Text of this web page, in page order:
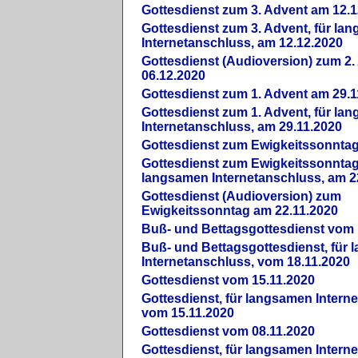
Gottesdienst zum 3. Advent am
Gottesdienst zum 3. Advent, für
Internetanschluss, am 12.12.2020
Gottesdienst (Audioversion) zum 2.
06.12.2020
Gottesdienst zum 1. Advent am
Gottesdienst zum 1. Advent, für
Internetanschluss, am 29.11.2020
Gottesdienst zum
Gottesdienst zum
langsamen Internetanschluss, am
Gottesdienst (Audioversion) zum
Ewigkeitssonntag am 22.11.2020
Buß- und Bettagsgottesdienst vom
Buß- und Bettagsgottesdienst, für
Internetanschluss, vom 18.11.2020
Gottesdienst vom 15.11.2020
Gottesdienst, für langsamen
vom 15.11.2020
Gottesdienst vom 08.11.2020
Gottesdienst, für langsamen